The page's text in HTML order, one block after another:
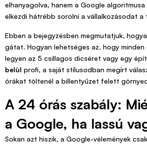
elhanyagolva, hanem a Google algoritmusa
elkezdi hátrébb sorolni a vállalkozásodat a
Ebben a bejegyzésben megmutatjuk,
gátat. Hogyan lehetséges az, hogy
legyen az 5 csillagos dicséret vagy egy
belül profi, a saját stílusodban megírt
órákat töltenél a billentyűzet felett
A 24 órás szabály:
a Google, ha lassú
Sokan azt hiszik, a Google-vélemények